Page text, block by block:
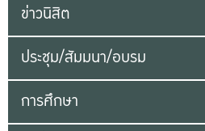
ข่าวนิสิต
ประชุม/สัมมนา/อบรม
การศึกษา